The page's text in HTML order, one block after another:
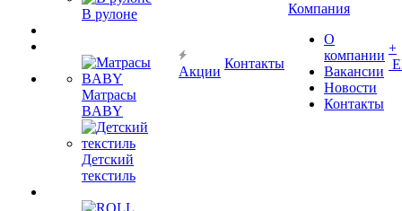
В рулоне
Матрасы
BABY
Детский
текстиль
Акции
Контакты
Компания
О
компании
Вакансии
Новости
Контакты
+